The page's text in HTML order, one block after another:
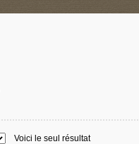
Voici le seul résultat